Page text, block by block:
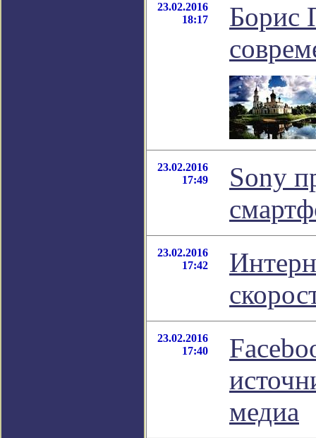
23.02.2016
18:17
Борис
23.02.2016
17:49
Sony
23.02.2016
17:42
23.02.2016
17:40
медиа